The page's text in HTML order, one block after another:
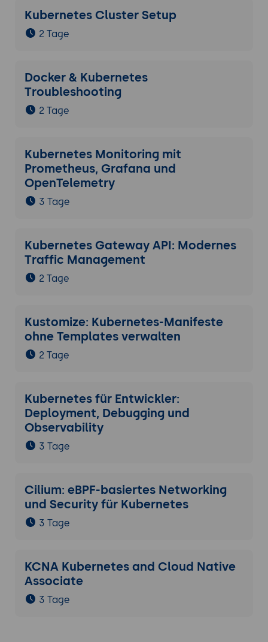
Kubernetes Cluster Setup
2 Tage
Docker & Kubernetes
Troubleshooting
2 Tage
Kubernetes Monitoring mit
Prometheus, Grafana und
OpenTelemetry
3 Tage
Kubernetes Gateway API: Modernes
Traffic Management
2 Tage
Kustomize: Kubernetes-Manifeste
ohne Templates verwalten
2 Tage
Kubernetes für Entwickler:
Deployment, Debugging und
Observability
3 Tage
Cilium: eBPF-basiertes Networking
und Security für Kubernetes
3 Tage
KCNA Kubernetes and Cloud Native
Associate
3 Tage